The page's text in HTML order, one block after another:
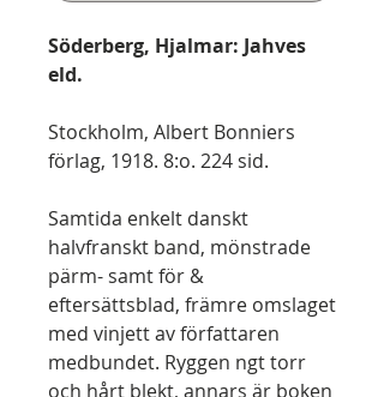
Söderberg, Hjalmar: Jahves
eld.
Stockholm, Albert Bonniers
förlag, 1918. 8:o. 224 sid.
Samtida enkelt danskt
halvfranskt band, mönstrade
pärm- samt för &
eftersättsblad, främre omslaget
med vinjett av författaren
medbundet. Ryggen ngt torr
och hårt blekt, annars är boken